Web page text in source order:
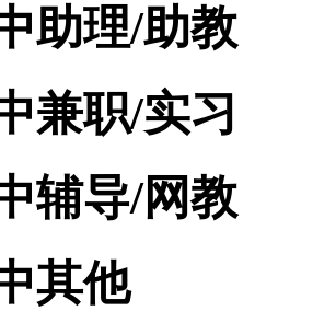
助理/助教
兼职/实习
辅导/网教
其他